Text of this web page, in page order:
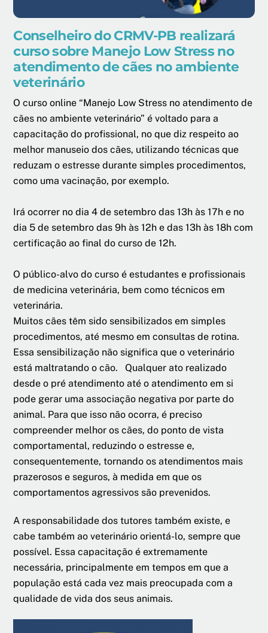
Conselheiro do CRMV-PB realizará
curso sobre Manejo Low Stress no
atendimento de cães no ambiente
veterinário
O curso online “Manejo Low Stress no atendimento de
cães no ambiente veterinário” é voltado para a
capacitação do profissional, no que diz respeito ao
melhor manuseio dos cães, utilizando técnicas que
reduzam o estresse durante simples procedimentos,
como uma vacinação, por exemplo.
Irá ocorrer no dia 4 de setembro das 13h às 17h e no
dia 5 de setembro das 9h às 12h e das 13h às 18h com
certificação ao final do curso de 12h.
O público-alvo do curso é estudantes e profissionais
de medicina veterinária, bem como técnicos em
veterinária.
Muitos cães têm sido sensibilizados em simples
procedimentos, até mesmo em consultas de rotina.
Essa sensibilização não significa que o veterinário
está maltratando o cão. Qualquer ato realizado
desde o pré atendimento até o atendimento em si
pode gerar uma associação negativa por parte do
animal. Para que isso não ocorra, é preciso
compreender melhor os cães, do ponto de vista
comportamental, reduzindo o estresse e,
consequentemente, tornando os atendimentos mais
prazerosos e seguros, à medida em que os
comportamentos agressivos são prevenidos.
A responsabilidade dos tutores também existe, e
cabe também ao veterinário orientá-lo, sempre que
possível. Essa capacitação é extremamente
necessária, principalmente em tempos em que a
população está cada vez mais preocupada com a
qualidade de vida dos seus animais.